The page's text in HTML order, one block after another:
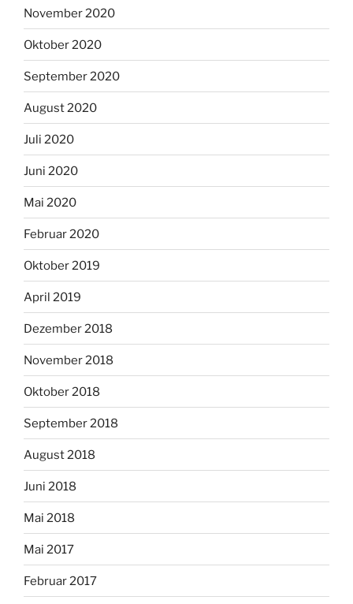
November 2020
Oktober 2020
September 2020
August 2020
Juli 2020
Juni 2020
Mai 2020
Februar 2020
Oktober 2019
April 2019
Dezember 2018
November 2018
Oktober 2018
September 2018
August 2018
Juni 2018
Mai 2018
Mai 2017
Februar 2017